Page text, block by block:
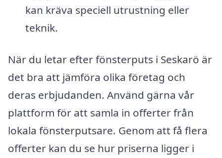
kan kräva speciell utrustning eller
teknik.
När du letar efter fönsterputs i Seskarö är
det bra att jämföra olika företag och
deras erbjudanden. Använd gärna vår
plattform för att samla in offerter från
lokala fönsterputsare. Genom att få flera
offerter kan du se hur priserna ligger i